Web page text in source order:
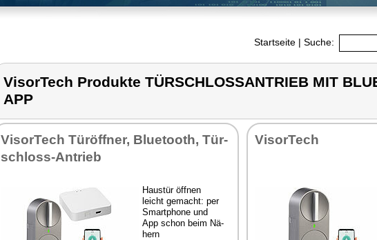
Startseite | Suche:
VisorTech Produkte TÜRSCHLOSSANTRIEB MIT
APP
Vi­sor­Tech Tür­öff­ner, Blue­tooth, Tür­
schloss-An­trieb
Haus­tür öff­nen
leicht ge­macht: per
Smart­pho­ne und
App schon beim Nä­
hern
Vi­sor­Tech